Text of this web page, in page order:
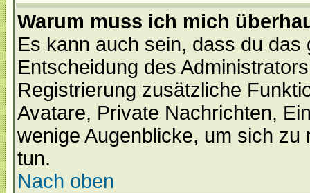
Warum muss ich mich
Es kann auch sein, dass du
Entscheidung des
Registrierung zusätzliche
Avatare, Private Nachrichten,
wenige Augenblicke, um sich
tun.
Nach oben